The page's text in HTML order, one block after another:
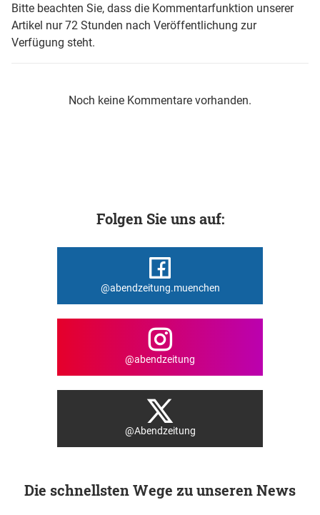
Bitte beachten Sie, dass die Kommentarfunktion unserer
Artikel nur 72 Stunden nach Veröffentlichung zur
Verfügung steht.
Noch keine Kommentare vorhanden.
Folgen Sie uns auf:
@abendzeitung.muenchen
@abendzeitung
@Abendzeitung
Die schnellsten Wege zu unseren News